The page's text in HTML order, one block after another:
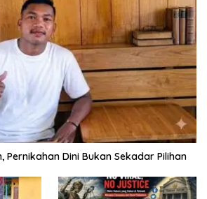
Pernikahan Dini Bukan Sekadar Pilihan